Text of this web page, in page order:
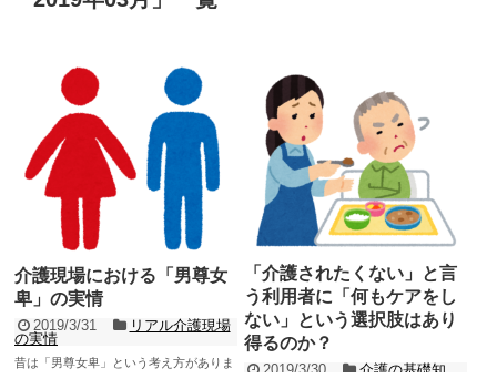
介護現場における「男尊女
卑」の実情
2019/3/31
リアル介護現場
の実情
昔は「男尊女卑」という考え方がありま
「介護されたくない」と言
う利用者に「何もケアをし
ない」という選択肢はあり
得るのか？
2019/3/30
介護の基礎知